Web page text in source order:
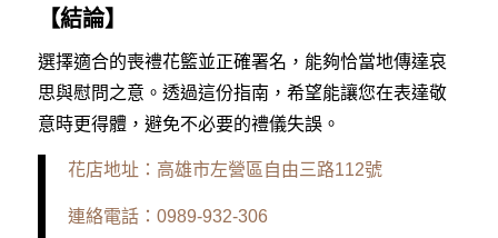
【結論】
選擇適合的喪禮花籃並正確署名，能夠恰當地傳達哀
思與慰問之意。透過這份指南，希望能讓您在表達敬
意時更得體，避免不必要的禮儀失誤。
花店地址：高雄市左營區自由三路112號
連絡電話：0989-932-306